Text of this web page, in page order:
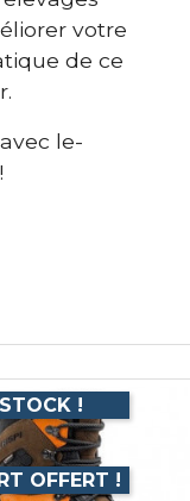
votre
de ce
le-
!
OFFERT !